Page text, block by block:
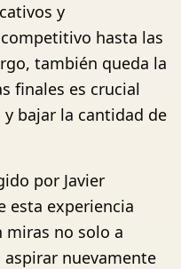
y
hasta las
también queda la
finales es crucial
bajar la cantidad de
por Javier
esta experiencia
miras no solo a
nuevamente